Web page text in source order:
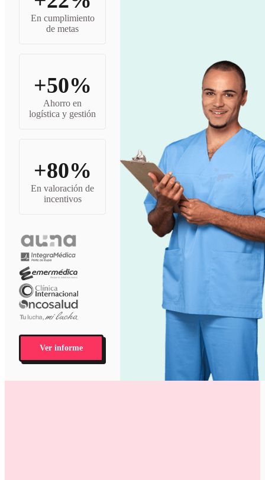
En cumplimiento
de metas
+50%
Ahorro en
logística y gestión
+80%
En valoración de
incentivos
Ver informe